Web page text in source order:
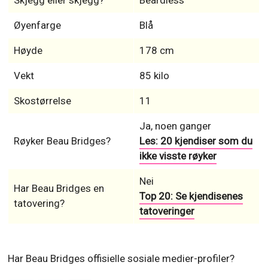
Skostørrelse 11
Ja, noen ganger
ikke visste røyker
Nei
Top 20: Se kjendisenes
tatoveringer
Har Beau Bridges offisielle sosiale medier-profiler?
Diskuter siste sladder og rykter (Plastikkkirurgi,